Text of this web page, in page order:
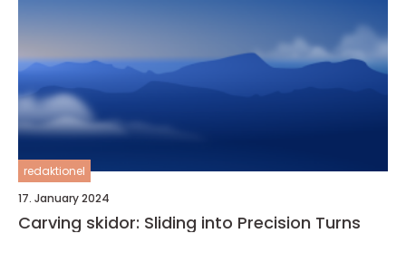
redaktionel
17. January 2024
Carving skidor: Sliding into Precision Turns